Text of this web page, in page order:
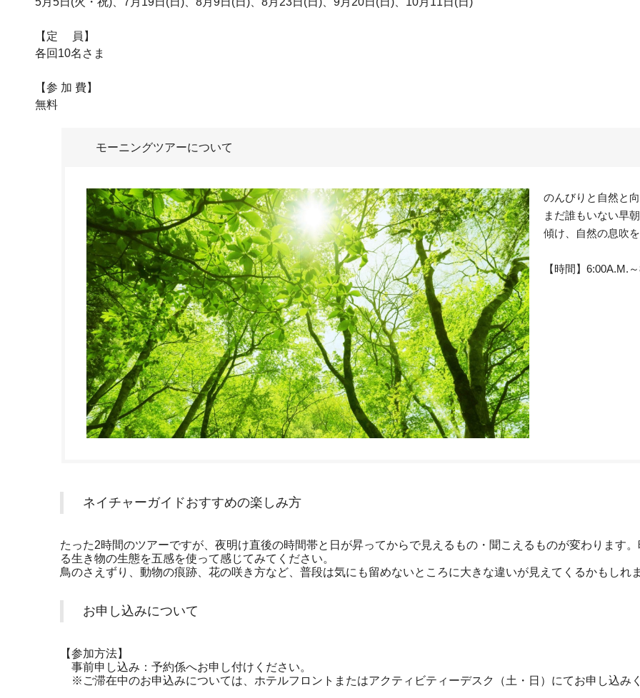
【定 員】
各回10名さま
【参 加 費】
無料
モーニングツアーについて
のんびりと自然と向
まだ誰もいない早
傾け、自然の息吹
【時間】6:00A.M.
ネイチャーガイドおすすめの楽しみ方
たった2時間のツアーですが、夜明け直後の時間帯と日が昇ってからで見えるもの・聞こえるものが変わります
る生き物の生態を五感を使って感じてみてください。
鳥のさえずり、動物の痕跡、花の咲き方など、普段は気にも留めないところに大きな違いが見えてくるかもしれま
お申し込みについて
【参加方法】
事前申し込み：予約係へお申し付けください。
※ご滞在中のお申込みについては、ホテルフロントまたはアクティビティーデスク（土・日）にてお申し込みく